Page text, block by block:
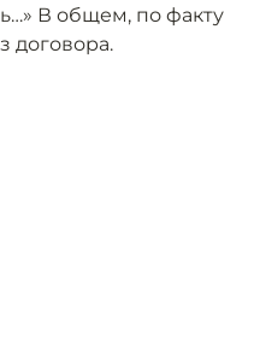
В общем, по факту
договора.